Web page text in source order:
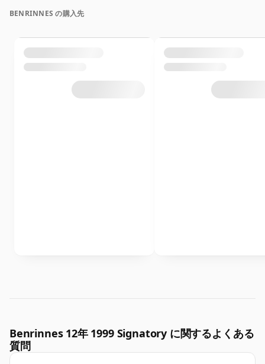
BENRINNES の購入先
Benrinnes 12年 1999 Signatory に関するよくある
質問